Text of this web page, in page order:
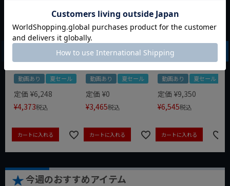
WIT マルチアングル
クィックツール CL-
動画あり 夏セール
定価 ¥6,248
¥4,373税込
カートに入れる
WIT マグネットツー
ルマット ブラック
動画あり 夏セール
定価 ¥0
¥3,465税込
カートに入れる
クニペックス コブラ
クイックセット
8721-250 KNIPEX
動画あり 夏セール
定価 ¥9,350
¥6,545税込
カートに入れる
今週のおすすめアイテム